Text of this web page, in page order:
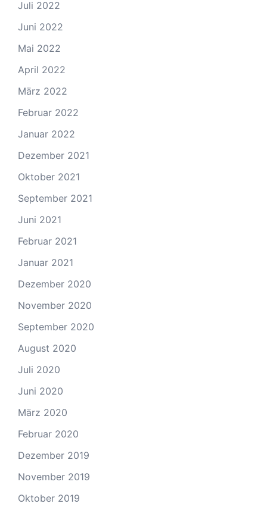
Juli 2022
Juni 2022
Mai 2022
April 2022
März 2022
Februar 2022
Januar 2022
Dezember 2021
Oktober 2021
September 2021
Juni 2021
Februar 2021
Januar 2021
Dezember 2020
November 2020
September 2020
August 2020
Juli 2020
Juni 2020
März 2020
Februar 2020
Dezember 2019
November 2019
Oktober 2019